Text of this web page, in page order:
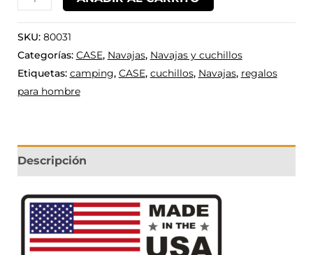
SKU: 80031
Categorías: CASE, Navajas, Navajas y cuchillos
Etiquetas: camping, CASE, cuchillos, Navajas, regalos
para hombre
Descripción